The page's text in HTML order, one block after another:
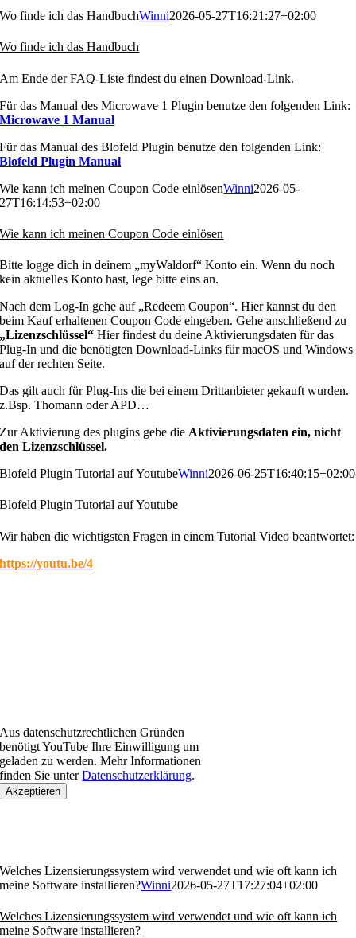
Wo finde ich das HandbuchWinni2026-05-27T16:21:27+02:00
Wo finde ich das Handbuch
Am Ende der FAQ-Liste findest du einen Download-Link.
Für das Manual des Microwave 1 Plugin benutze den folgenden Link:
Microwave 1 Manual
Für das Manual des Blofeld Plugin benutze den folgenden Link:
Blofeld Plugin Manual
Wie kann ich meinen Coupon Code einlösenWinni2026-05-
27T16:14:53+02:00
Wie kann ich meinen Coupon Code einlösen
Bitte logge dich in deinem „myWaldorf“ Konto ein. Wenn du noch
kein aktuelles Konto hast, lege bitte eins an.
Nach dem Log-In gehe auf „Redeem Coupon“. Hier kannst du den
beim Kauf erhaltenen Coupon Code eingeben. Gehe anschließend zu
„Lizenzschlüssel“Hier findest du deine Aktivierungsdaten für das
Plug-In und die benötigten Download-Links für macOS und Windows
auf der rechten Seite.
Das gilt auch für Plug-Ins die bei einem Drittanbieter gekauft wurden.
z.Bsp. Thomann oder APD…
Zur Aktivierung des plugins gebe die Aktivierungsdaten ein, nicht
den Lizenzschlüssel.
Blofeld Plugin Tutorial auf YoutubeWinni2026-06-25T16:40:15+02:00
Blofeld Plugin Tutorial auf Youtube
Wir haben die wichtigsten Fragen in einem Tutorial Video beantwortet:
https://youtu.be/4
Aus datenschutzrechtlichen Gründen
benötigt YouTube Ihre Einwilligung um
geladen zu werden. Mehr Informationen
finden Sie unterDatenschutzerklärung.
Akzeptieren
Welches Lizensierungssystem wird verwendet und wie oft kann ich
meine Software installieren?Winni2026-05-27T17:27:04+02:00
Welches Lizensierungssystem wird verwendet und wie oft kann ich
meine Software installieren?